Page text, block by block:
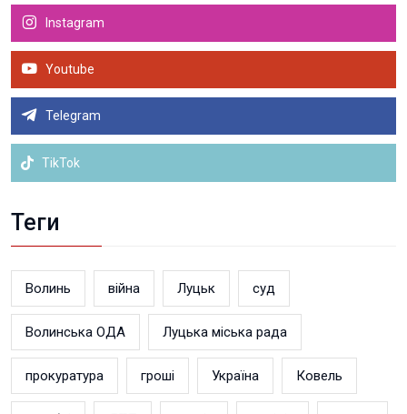
Instagram
Youtube
Telegram
TikTok
Теги
Волинь війна Луцьк суд
Волинська ОДА Луцька міська рада
прокуратура гроші Україна Ковель